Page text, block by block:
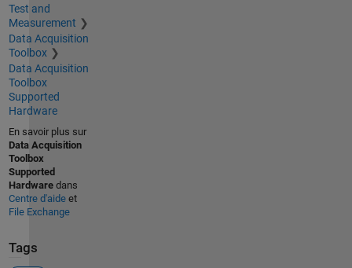
Test and
Measurement
Data Acquisition
Toolbox
Data Acquisition
Toolbox
Supported
Hardware
En savoir plus sur
Data Acquisition
Toolbox
Supported
Hardwaredans
Centre d'aideet
File Exchange
Tags